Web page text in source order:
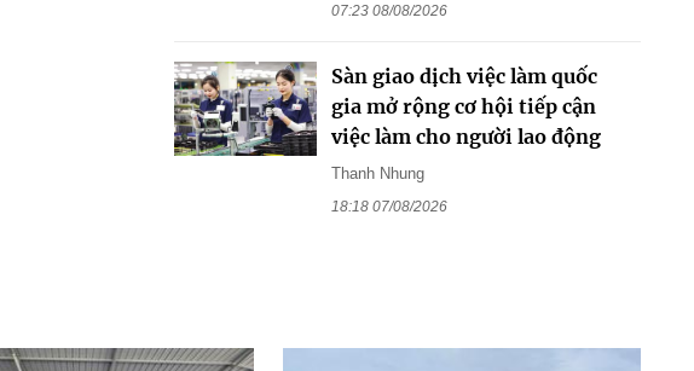
07:23 08/08/2026
Sàn giao dịch việc làm quốc
gia mở rộng cơ hội tiếp cận
việc làm cho người lao động
Thanh Nhung
18:18 07/08/2026